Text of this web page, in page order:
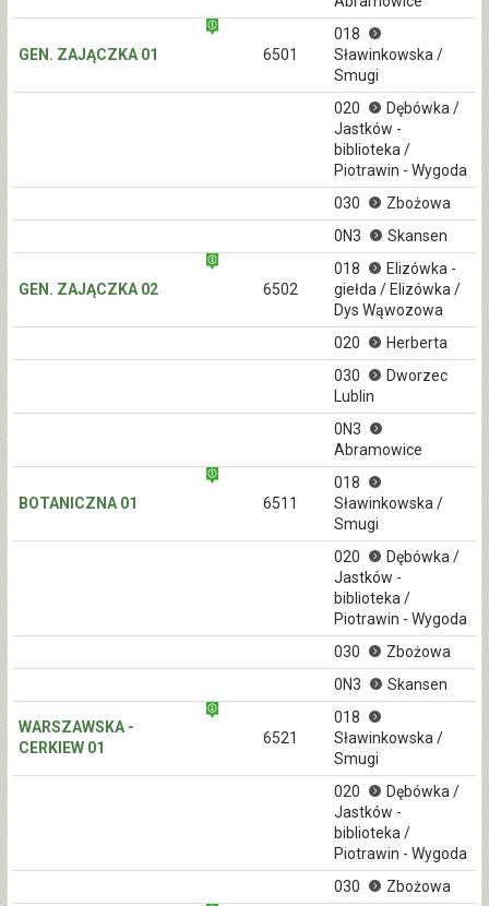
GEN. ZAJĄCZKA 01 6501
018
Sławinkowska /
Smugi
020
Dębówka /
Jastków -
biblioteka /
Piotrawin - Wygoda
030
Zbożowa
0N3
Skansen
GEN. ZAJĄCZKA 02 6502
018
Elizówka -
giełda / Elizówka /
Dys Wąwozowa
020
Herberta
030
Dworzec
Lublin
0N3
Abramowice
BOTANICZNA 01 6511
018
Sławinkowska /
Smugi
020
Dębówka /
Jastków -
biblioteka /
Piotrawin - Wygoda
030
Zbożowa
0N3
Skansen
WARSZAWSKA -
CERKIEW 01
6521
018
Sławinkowska /
Smugi
020
Dębówka /
Jastków -
biblioteka /
Piotrawin - Wygoda
030
Zbożowa